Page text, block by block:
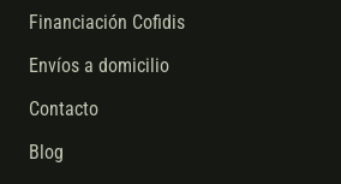
Financiación Cofidis
Envíos a domicilio
Contacto
Blog